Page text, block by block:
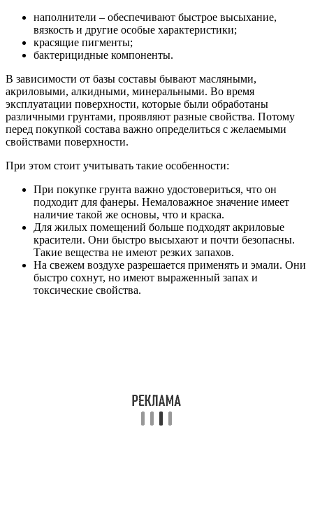
наполнители – обеспечивают быстрое высыхание,
вязкость и другие особые характеристики;
красящие пигменты;
бактерицидные компоненты.
В зависимости от базы составы бывают масляными,
акриловыми, алкидными, минеральными. Во время
эксплуатации поверхности, которые были обработаны
различными грунтами, проявляют разные свойства. Потому
перед покупкой состава важно определиться с желаемыми
свойствами поверхности.
При этом стоит учитывать такие особенности:
При покупке грунта важно удостовериться, что он
подходит для фанеры. Немаловажное значение имеет
наличие такой же основы, что и краска.
Для жилых помещений больше подходят акриловые
красители. Они быстро высыхают и почти безопасны.
Такие вещества не имеют резких запахов.
На свежем воздухе разрешается применять и эмали. Они
быстро сохнут, но имеют выраженный запах и
токсические свойства.